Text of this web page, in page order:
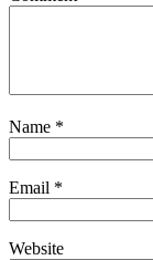
Name *
Email *
Website